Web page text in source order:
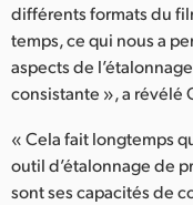
différents formats du
temps, ce qui nous a
aspects de
consistante », a révélé
« Cela fait longtemps
outil d’étalonnage de
sont ses capacités de